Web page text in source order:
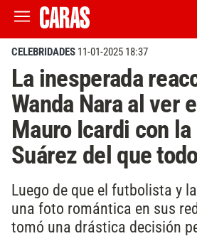
CELEBRIDADES 11-01-2025 18:37
La inesperada
Wanda Nara al ver
Mauro Icardi con la
Suárez del que
Luego de que el futbolista y
una foto romántica en sus
tomó una drástica decisión